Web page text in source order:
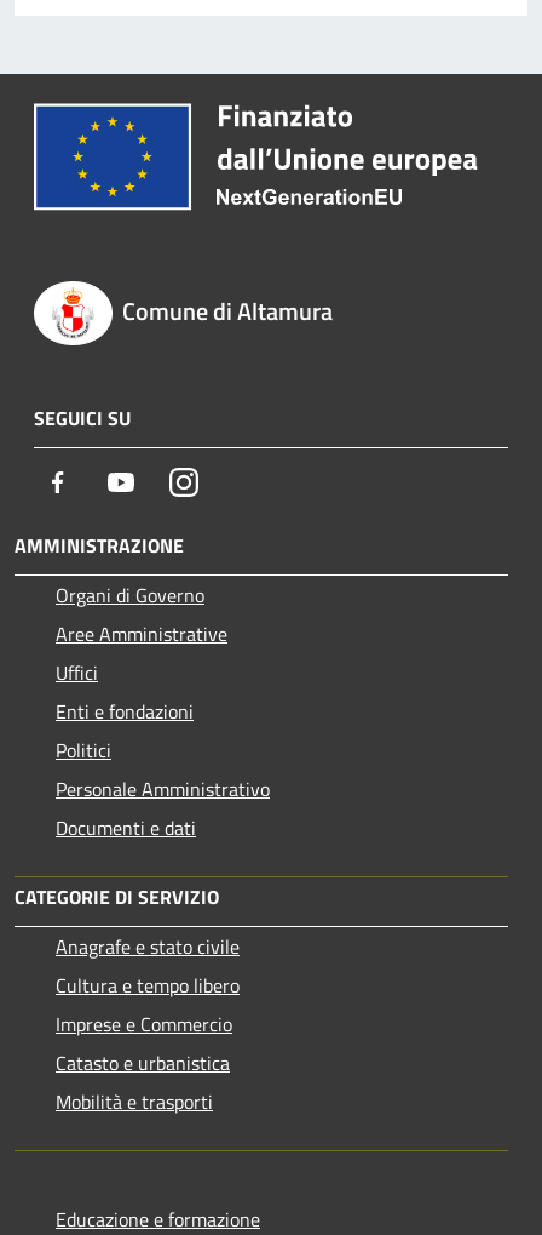
Comune di Altamura
SEGUICI SU
Facebook YoutubeInstagram
AMMINISTRAZIONE
Organi di Governo
Aree Amministrative
Uffici
Enti e fondazioni
Politici
Personale Amministrativo
Documenti e dati
CATEGORIE DI SERVIZIO
Anagrafe e stato civile
Cultura e tempo libero
Imprese e Commercio
Catasto e urbanistica
Mobilità e trasporti
Educazione e formazione